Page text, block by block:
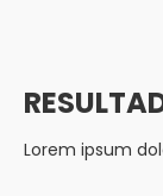
Lorem ipsum